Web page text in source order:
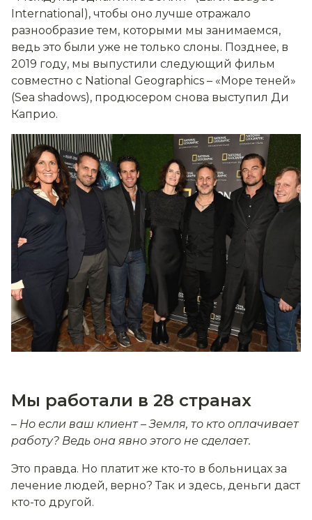
International ), чтобы оно лучше отражало
разнообразие тем, которыми мы занимаемся,
ведь это были уже не только слоны. Позднее, в
2019 году, мы выпустили следующий фильм
совместно с National Geographics – «Море теней»
(Sea shadows), продюсером снова выступил Ди
Каприо.
Мы работали в 28 странах
– Но если ваш клиент – Земля, то кто оплачивает
работу? Ведь она явно этого не сделает.
Это правда. Но платит же кто-то в больницах за
лечение людей, верно? Так и здесь, деньги даст
кто-то другой.